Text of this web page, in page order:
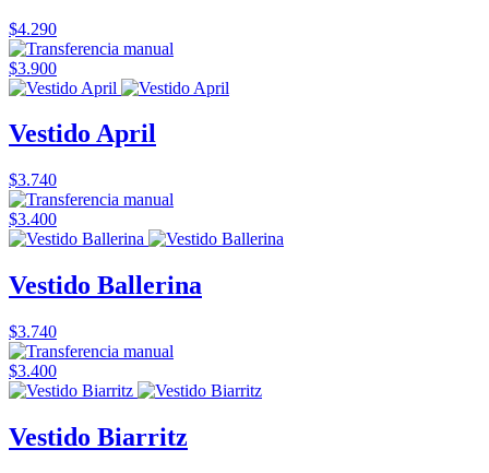
$4.290
$3.900
Vestido April
$3.740
$3.400
Vestido Ballerina
$3.740
$3.400
Vestido Biarritz